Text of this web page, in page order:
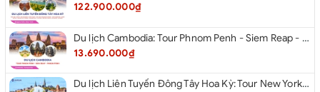
122.900.000₫
Du lịch Cambodia: Tour Phnom Penh - Siem Reap - Phnom Penh
13.690.000₫
Du lịch Liên Tuyến Đông Tây Hoa Kỳ: Tour New York - Philadelphia - Delaware - Washington D.C - Las Vegas - Red rock Canyon - Little Saigon - Santa Monica - Los Angeles - San Diego từ Hà Nội 2026